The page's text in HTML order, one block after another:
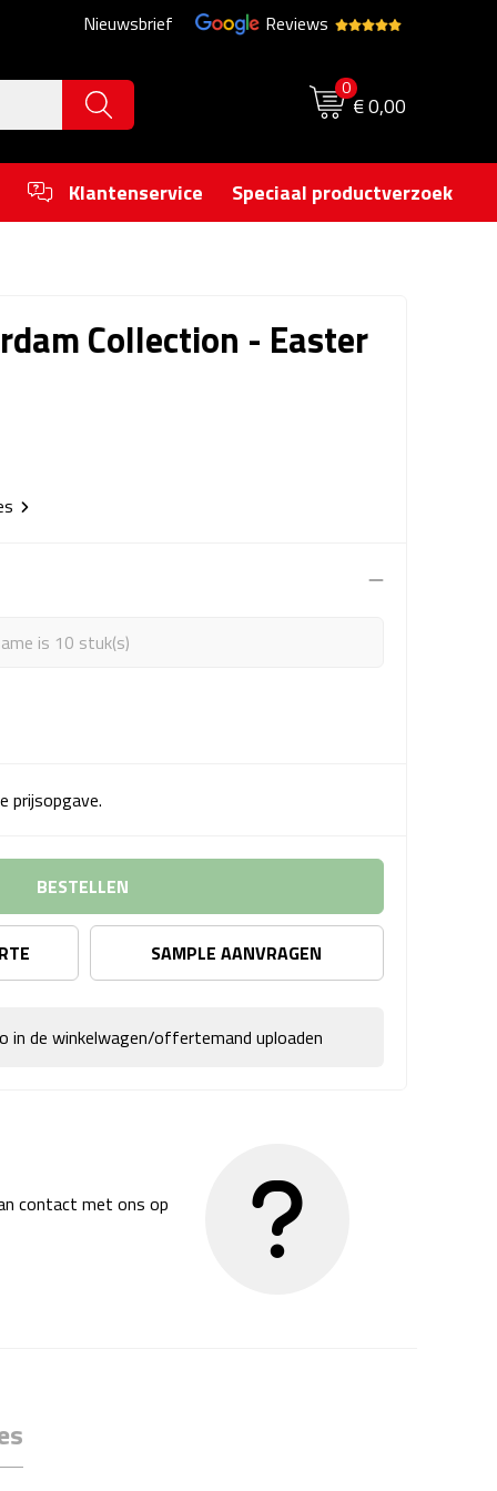
Nieuwsbrief Reviews
0
€ 0,00
Klantenservice Speciaal productverzoek
Collection - Easter
is 10 stuk(s)
prijsopgave.
BESTELLEN
SAMPLE AANVRAGEN
in de winkelwagen/offertemand uploaden
contact met ons op